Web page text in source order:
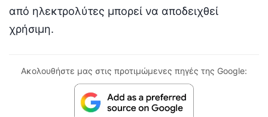
από ηλεκτρολύτες μπορεί να αποδειχθεί
χρήσιμη.
Ακολουθήστε μας στις προτιμώμενες πηγές της Google: